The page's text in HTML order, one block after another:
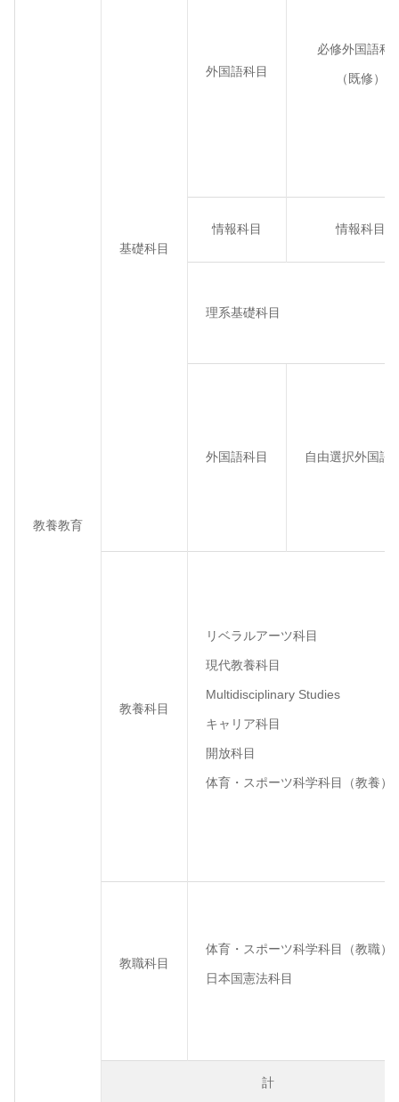
教養教育
基礎科目
外国語科目
必修外国語科
（既修）
情報科目 情報科目
理系基礎科目
外国語科目 自由選択外国語
教養科目
リベラルアーツ科目
現代教養科目
Multidisciplinary Studies
キャリア科目
開放科目
体育・スポーツ科学科目（教養）
教職科目
体育・スポーツ科学科目（教職）
日本国憲法科目
計